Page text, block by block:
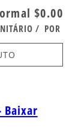
$0.00
/ POR
Baixar